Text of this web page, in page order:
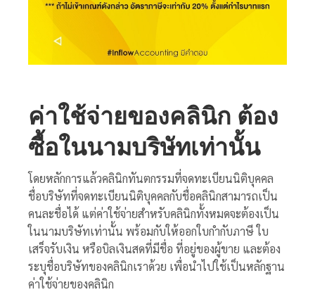
ค่าใช้จ่ายของคลินิก ต้อง
ซื้อในนามบริษัทเท่านั้น
โดยหลักการแล้วคลินิกทันตกรรมที่จดทะเบียนนิติบุคคล
ชื่อบริษัทที่จดทะเบียนนิติบุคคลกับชื่อคลินิกสามารถเป็น
คนละชื่อได้ แต่ค่าใช้จ่ายสำหรับคลินิกทั้งหมดจะต้องเป็น
ในนามบริษัทเท่านั้น พร้อมกับให้ออกใบกำกับภาษี ใบ
เสร็จรับเงิน หรือบิลเงินสดที่มีชื่อ ที่อยู่ของผู้ขาย และต้อง
ระบุชื่อบริษัทของคลินิกเราด้วย เพื่อนำไปใช้เป็นหลักฐาน
ค่าใช้จ่ายของคลินิก